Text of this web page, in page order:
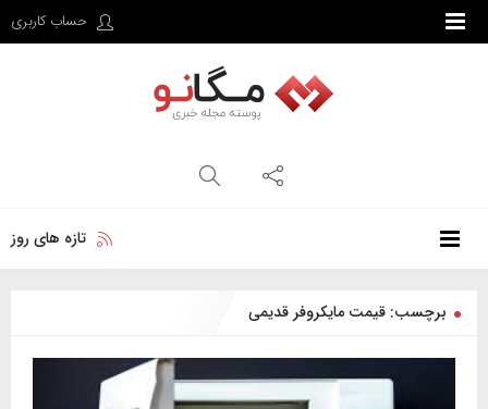
حساب کاربری
تازه های روز
برچسب: قیمت مایکروفر قدیمی